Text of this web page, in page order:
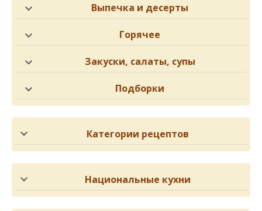
Выпечка и десерты
Горячее
Закуски, салаты, супы
Подборки
Категории рецептов
Национальные кухни